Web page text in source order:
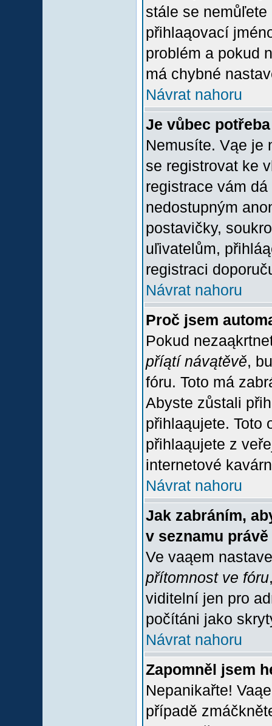
stále se
přihlaąovací
problém a pokud
má chybné
Návrat nahoru
Je vůbec
Nemusíte. Vąe je
se registrovat ke
registrace vám
nedostupným
postavičky,
uľivatelům,
registraci
Návrat nahoru
Proč jsem
Pokud
příątí návątěvě,
fóru. Toto má
Abyste zůstali
přihlaąujete. Toto
přihlaąujete z
internetové
Návrat nahoru
Jak zabráním,
v seznamu
Ve vaąem
přítomnost ve fóru
viditelní jen pro
počítáni jako
Návrat nahoru
Zapomněl jsem
Nepanikařte!
případě